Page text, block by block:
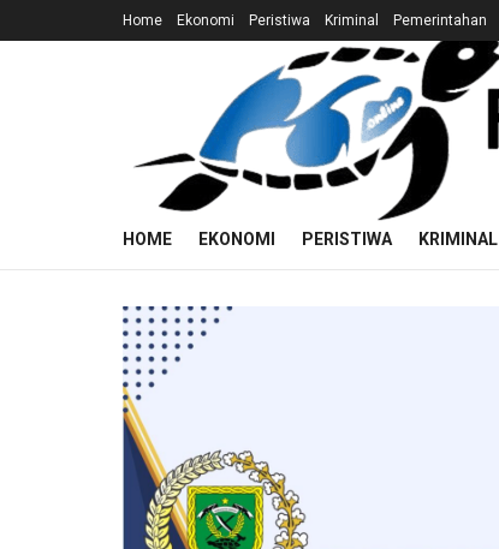
Home Ekonomi Peristiwa Kriminal Pemerintahan
HOME EKONOMI PERISTIWA KRIMINAL